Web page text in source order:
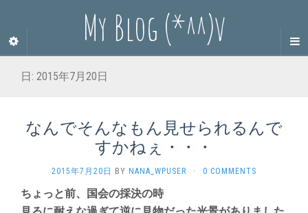
My Blog (*^^)v
日: 2015年7月20日
なんでそんなもん見せられるんで
すかねぇ・・・
2015年7月20日 BY NANA_WPUSER · 0 COMMENTS
ちょっと前、国会の採決の時